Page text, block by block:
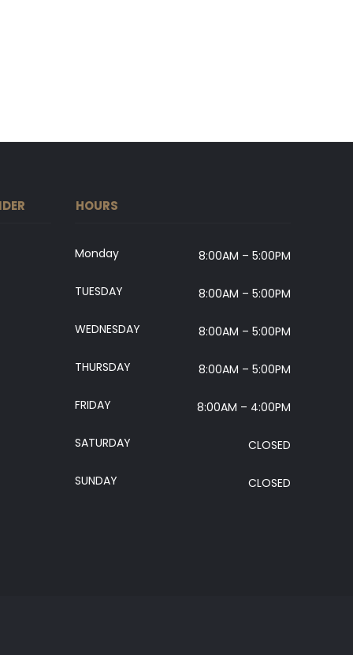
HOURS
Monday 8:00AM – 5:00PM
TUESDAY 8:00AM – 5:00PM
WEDNESDAY 8:00AM – 5:00PM
THURSDAY 8:00AM – 5:00PM
FRIDAY 8:00AM – 4:00PM
SATURDAY CLOSED
SUNDAY CLOSED